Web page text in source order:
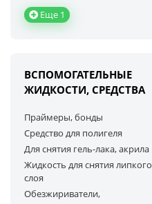
Еще 1
ВСПОМОГАТЕЛЬНЫЕ
ЖИДКОСТИ, СРЕДСТВА
Праймеры, бонды
Средство для полигеля
Для снятия гель-лака, акрила
Жидкость для снятия липкого
слоя
Обезжириватели,